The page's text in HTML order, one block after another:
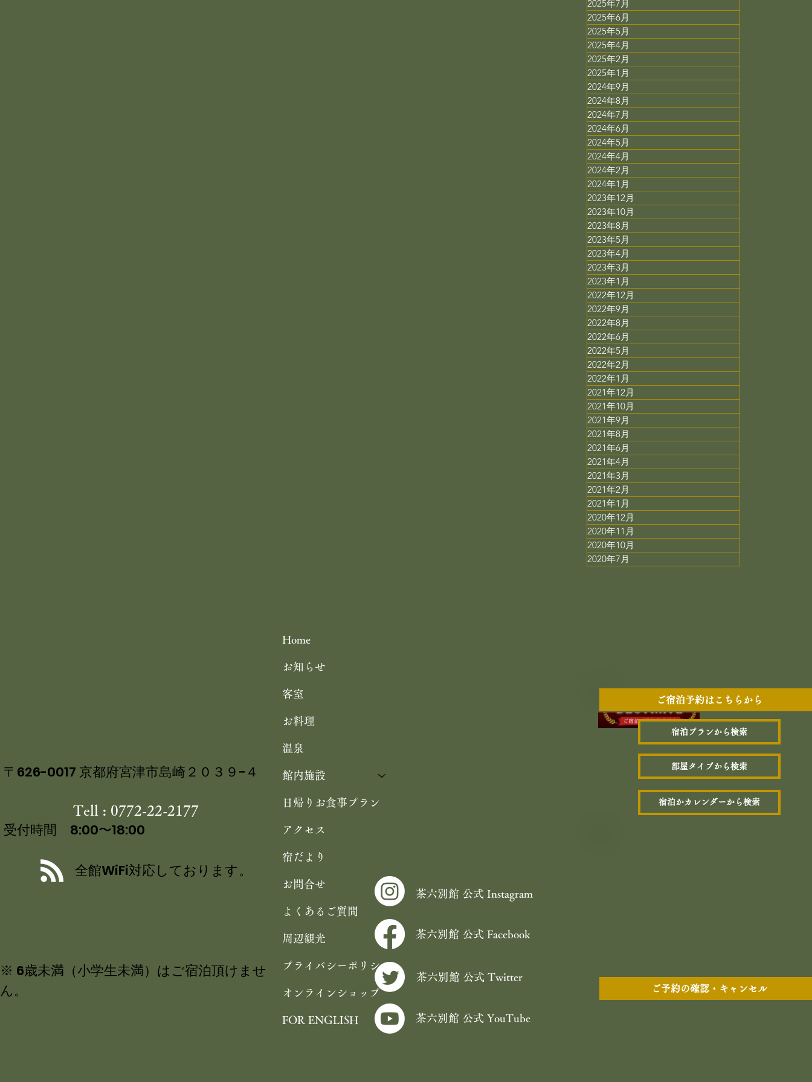
2025年7月
2025年6月
2025年5月
2025年4月
2025年2月
2025年1月
2024年9月
2024年8月
2024年7月
2024年6月
2024年5月
2024年4月
2024年2月
2024年1月
2023年12月
2023年10月
2023年8月
2023年5月
2023年4月
2023年3月
2023年1月
2022年12月
2022年9月
2022年8月
2022年6月
2022年5月
2022年2月
2022年1月
2021年12月
2021年10月
2021年9月
2021年8月
2021年6月
2021年4月
2021年3月
2021年2月
2021年1月
2020年12月
2020年11月
2020年10月
2020年7月
Home
お知らせ
客室
お料理
温泉
館内施設
日帰りお食事プラン
アクセス
宿だより
お問合せ
よくあるご質問
周辺観光
プライバシーポリシー
オンラインショップ
FOR ENGLISH
茶六別館 公式 Instagram
茶六別館 公式 Facebook
茶六別館 公式 Twitter
茶六別館 公式 YouTube
ご予約の確認・キャンセル
ご宿泊予約はこちらから
宿泊プランから検索
部屋タイプから検索
宿泊かカレンダーから検索
〒626-0017 京都府宮津市島崎２０３９−４
Tell : 0772-22-2177
受付時間 8:00〜18:00
全館WiFi対応しております。
※ 6歳未満（小学生未満）はご宿泊頂けませ
ん。